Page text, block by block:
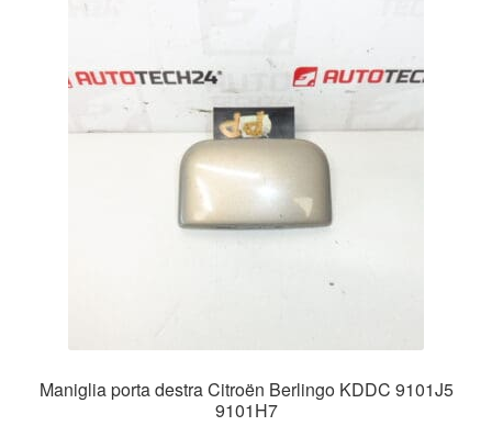
Maniglia porta destra Citroën Berlingo KDDC 9101J5
9101H7